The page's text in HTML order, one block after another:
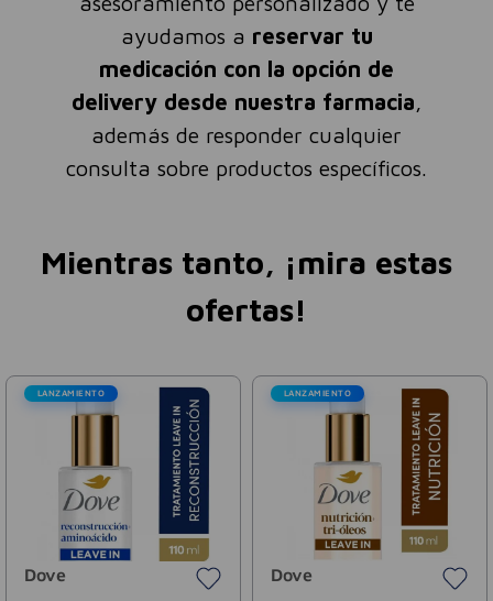
ayudamos a reservar tu
medicación con la opción de
delivery desde nuestra farmacia,
además de responder cualquier
consulta sobre productos específicos.
Mientras tanto, ¡mira estas
ofertas!
LANZAMIENTO
Dove
LANZAMIENTO
Dove